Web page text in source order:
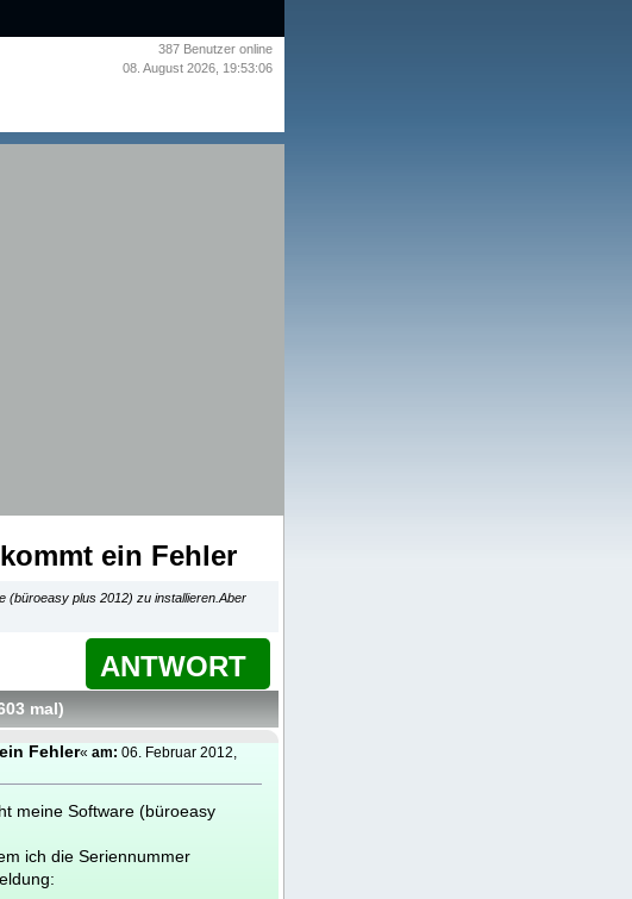
387 Benutzer online
08. August 2026, 19:53:06
ein Fehler
(büroeasy plus 2012) zu installieren.Aber
ANTWORT
mal )
Fehler«am: 06. Februar 2012,
meine Software (büroeasy
ich die Seriennummer